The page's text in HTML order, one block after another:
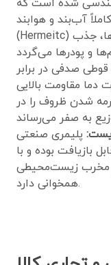
شده است که
آب‌بند و هوا‌بند
(Hermeitc) می‌کند. این ویژگی مانع از تبخیر حلال‌ها، جذب
قوطی صدفی در برابر
دما مقاومت بالایی
شدن ظروف را در
پلیمری صنعتی
بازیافت بوده و با
مخرب زیست‌محیطی
همخوانی دارد.